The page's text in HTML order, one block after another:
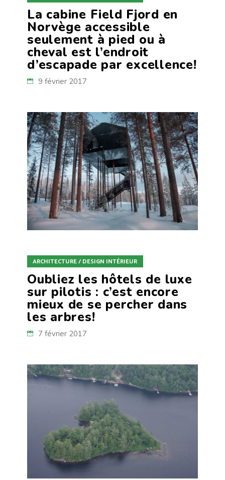
La cabine Field Fjord en
Norvège accessible
seulement à pied ou à
cheval est l’endroit
d’escapade par excellence!
9 février 2017
ARCHITECTURE / DESIGN INTÉRIEUR
Oubliez les hôtels de luxe
sur pilotis : c’est encore
mieux de se percher dans
les arbres!
7 février 2017